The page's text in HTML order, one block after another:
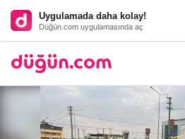
Uygulamada daha kolay!
Düğün.com uygulamasında aç